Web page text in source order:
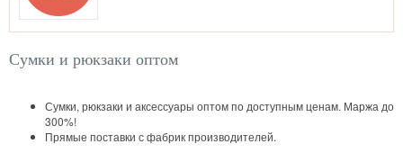
Сумки и рюкзаки оптом
Сумки, рюкзаки и аксессуары оптом по доступным ценам. Маржа до
300%!
Прямые поставки с фабрик производителей.